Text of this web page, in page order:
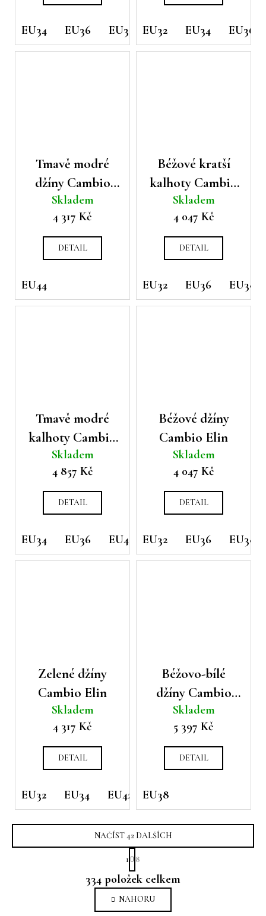
EU34 EU36 EU38 EU40 EU42
EU32 EU34 EU36
Tmavě modré
džíny Cambio
Aimee
Skladem
4 317 Kč
DETAIL
EU44
Béžové kratší
kalhoty Cambio
Karina
Skladem
4 047 Kč
DETAIL
EU32 EU36 EU38
Tmavě modré
kalhoty Cambio
Elena s gumou v
pase
Skladem
4 857 Kč
DETAIL
EU34 EU36 EU40 EU42
Béžové džíny
Cambio Elin
Skladem
4 047 Kč
DETAIL
EU32 EU36 EU38
Zelené džíny
Cambio Elin
Skladem
4 317 Kč
DETAIL
EU32 EU34 EU42
Béžovo-bílé
džíny Cambio
Ocean
Skladem
5 397 Kč
DETAIL
EU38
O
v
l
á
NAČÍST 42 DALŠÍCH
S
t
r
á
n
k
1 8
334 položek celkem
NAHORU